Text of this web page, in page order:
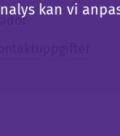
kan vi